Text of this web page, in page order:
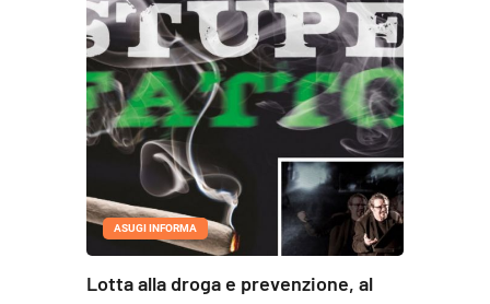
ASUGI INFORMA
Lotta alla droga e prevenzione, al